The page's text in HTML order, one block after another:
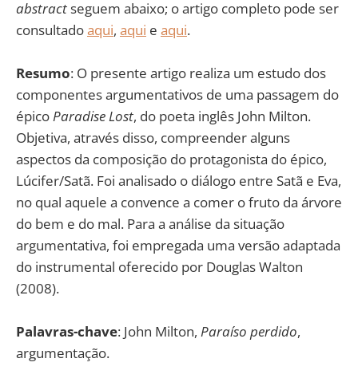
abstractseguem abaixo; o artigo completo pode ser
consultadoaqui, aqui e aqui.
Resumo: O presente artigo realiza um estudo dos
componentes argumentativos de uma passagem do
épicoParadise Lost, do poeta inglês John Milton.
Objetiva, através disso, compreender alguns
aspectos da composição do protagonista do épico,
Lúcifer/Satã. Foi analisado o diálogo entre Satã e Eva,
no qual aquele a convence a comer o fruto da árvore
do bem e do mal. Para a análise da situação
argumentativa, foi empregada uma versão adaptada
do instrumental oferecido por Douglas Walton
(2008).
Palavras-chave: John Milton, Paraíso perdido,
argumentação.